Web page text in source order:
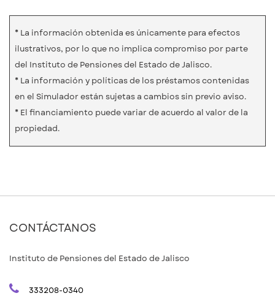
* La información obtenida es únicamente para efectos
ilustrativos, por lo que no implica compromiso por parte
del Instituto de Pensiones del Estado de Jalisco.
* La información y políticas de los préstamos contenidas
en el Simulador están sujetas a cambios sin previo aviso.
* El financiamiento puede variar de acuerdo al valor de la
propiedad.
CONTÁCTANOS
Instituto de Pensiones del Estado de Jalisco
333208-0340